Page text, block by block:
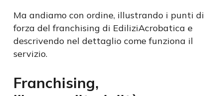
Ma andiamo con ordine, illustrando i punti di
forza del franchising di EdiliziAcrobatica e
descrivendo nel dettaglio come funziona il
servizio.
Franchising,